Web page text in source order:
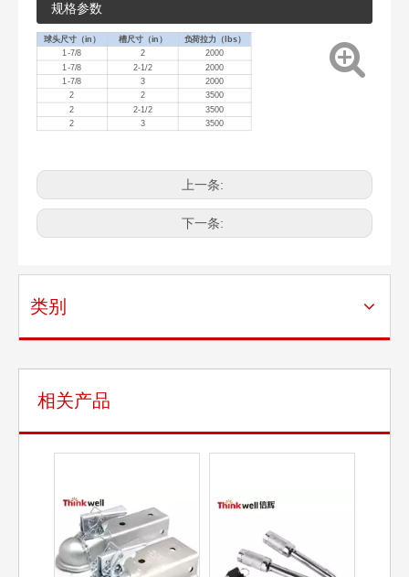
规格参数
球头尺寸（in） 槽尺寸（in）
负荷拉力（lbs）
1-7/8
2
2000
1-7/8
2-1/2 2000
1-7/8 3 2000
2 2
3500
2
2-1/2 3500
2 3 3500
上一条:
下一条:
类别
相关产品